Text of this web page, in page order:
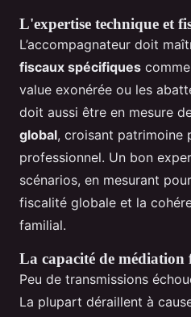
L'expertise technique et
L’accompagnateur doit
fiscaux spécifiques
value exonérée ou les
doit aussi être en mesure
global, croisant patrimoine
professionnel. Un bon
scénarios, en mesurant
fiscalité globale et la
familial.
La capacité de médiation
Peu de transmissions
La plupart déraillent à